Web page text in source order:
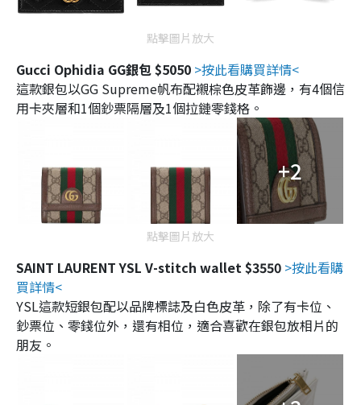
點擊圖片放大
Gucci Ophidia GG銀包 $5050 >按此看購買詳情<
這款銀包以GG Supreme帆布配襯棕色皮革飾邊，有4個信
用卡夾層和1個鈔票隔層及1個拉鏈零錢格。
+2
點擊圖片放大
SAINT LAURENT YSL V-stitch wallet $3550 >按此看購
買詳情<
YSL這款短銀包配以品牌標誌及白色皮革，除了有卡位、
鈔票位、零錢位外，還有相位，適合喜歡在銀包放相片的
朋友。